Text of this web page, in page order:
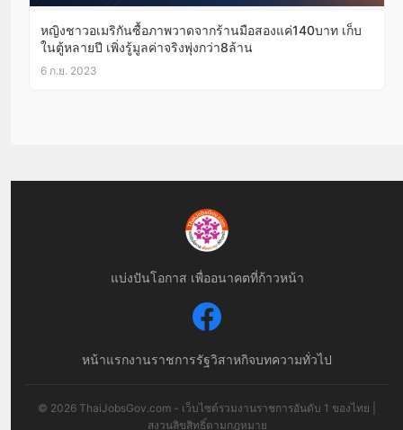
หญิงชาวอเมริกันซื้อภาพวาดจากร้านมือสองแค่140บาท เก็บ
ในตู้หลายปี เพิ่งรู้มูลค่าจริงพุ่งกว่า8ล้าน
6 ก.ย. 2023
แบ่งปันโอกาส เพื่ออนาคตที่ก้าวหน้า
หน้าแรกงานราชการรัฐวิสาหกิจบทความทั่วไป
© 2026 ThaiJobsGov.com - เว็บไซต์รวมงานราชการอันดับ 1 ของไทย |
สงวนลิขสิทธิ์ตามกฎหมาย